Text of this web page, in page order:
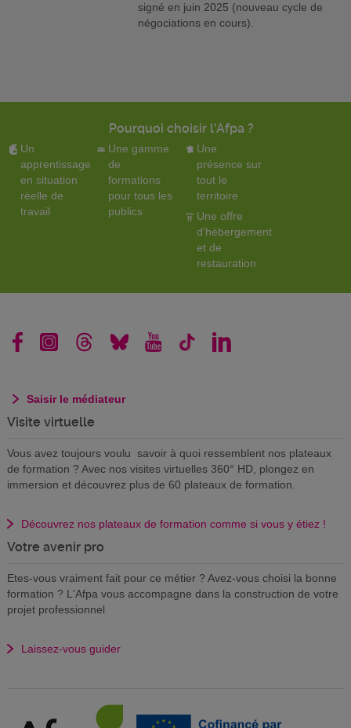
signé en juin 2025 (nouveau cycle de
négociations en cours).
Pourquoi choisir l'Afpa ?
Un
apprentissage
en situation
réelle de
travail
Une gamme
de
formations
pour tous les
publics
Une
présence sur
tout le
territoire
Une offre
d'hébergement
et de
restauration
Saisir le médiateur
Visite virtuelle
Vous avez toujours voulu savoir à quoi ressemblent nos plateaux
de formation ? Avec nos visites virtuelles 360° HD, plongez en
immersion et découvrez plus de 60 plateaux de formation.
Découvrez nos plateaux de formation comme si vous y étiez !
Votre avenir pro
Etes-vous vraiment fait pour ce métier ? Avez-vous choisi la bonne
formation ? L'Afpa vous accompagne dans la construction de votre
projet professionnel
Laissez-vous guider